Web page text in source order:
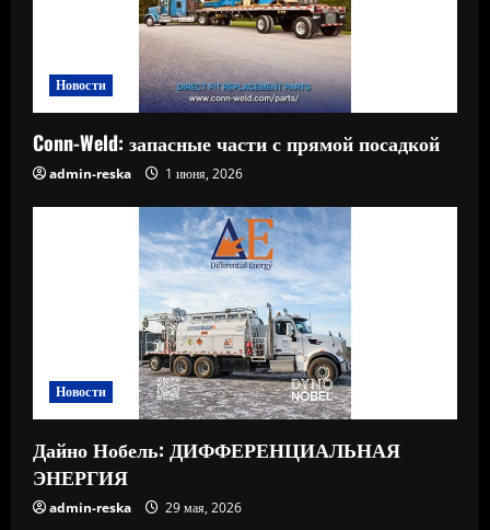
Новости
Conn-Weld: запасные части с прямой посадкой
admin-reska 1 июня, 2026
Новости
Дайно Нобель: ДИФФЕРЕНЦИАЛЬНАЯ
ЭНЕРГИЯ
admin-reska 29 мая, 2026